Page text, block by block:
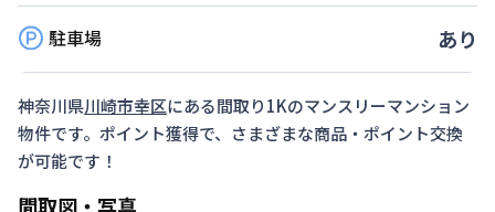
駐車場 あり
神奈川県川崎市幸区にある間取り1Kのマンスリーマンション
物件です。ポイント獲得で、さまざまな商品・ポイント交換
が可能です！
間取図・写真